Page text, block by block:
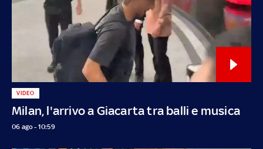
Milan, l'arrivo a Giacarta tra balli e musica
VIDEO
06 ago - 10:59